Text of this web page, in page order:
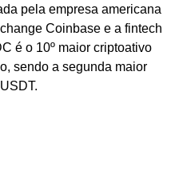
pela empresa americana
Coinbase e a fintech
é o 10º maior criptoativo
sendo a segunda maior